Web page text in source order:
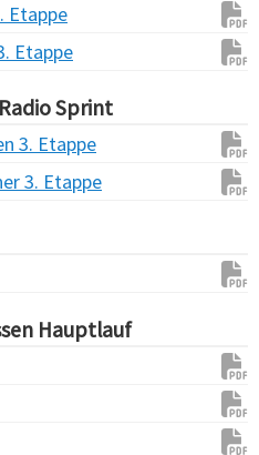
Etappe
Etappe
Sprint
3. Etappe
3. Etappe
Hauptlauf